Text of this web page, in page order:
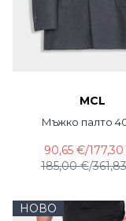
MCL
Мъжко палто
185,00 €/
90,65 €/177,30
НОВО